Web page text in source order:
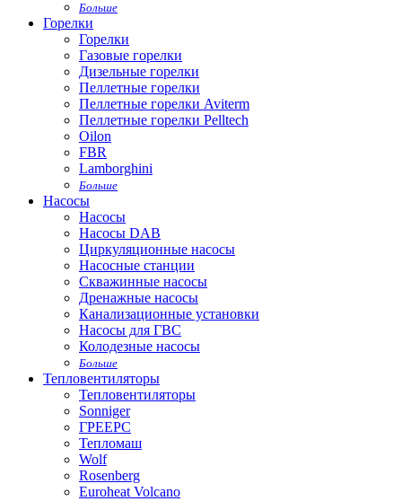
Больше
Горелки
Горелки
Газовые горелки
Дизельные горелки
Пеллетные горелки
Пеллетные горелки Aviterm
Пеллетные горелки Pelltech
Oilon
FBR
Lamborghini
Больше
Насосы
Насосы
Насосы DAB
Циркуляционные насосы
Насосные станции
Скважинные насосы
Дренажные насосы
Канализационные установки
Насосы для ГВС
Колодезные насосы
Больше
Тепловентиляторы
Тепловентиляторы
Sonniger
ГРЕЕРС
Тепломаш
Wolf
Rosenberg
Euroheat Volcano